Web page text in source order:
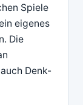
Spiele
eigenes
Die
Denk-